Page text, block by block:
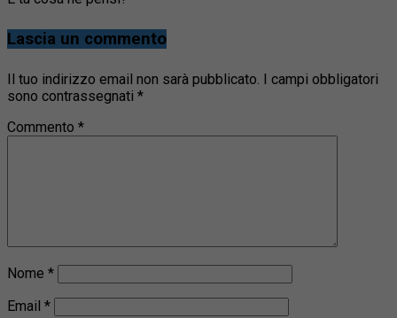
Lascia un commento
Il tuo indirizzo email non sarà pubblicato. I campi obbligatori
sono contrassegnati *
Commento *
Nome *
Email *